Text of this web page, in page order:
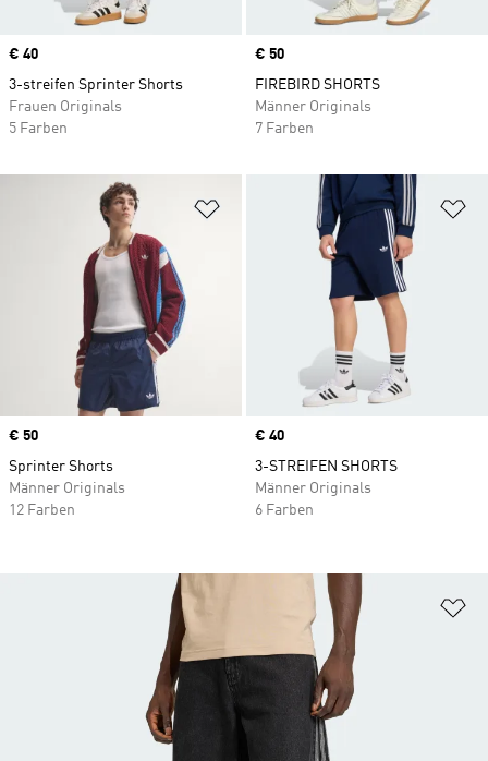
Price
€ 40
3-streifen Sprinter Shorts
Frauen Originals
5 Farben
Price
€ 50
FIREBIRD SHORTS
Männer Originals
7 Farben
Zur Wunschliste hinzufügen
Price
€ 50
Sprinter Shorts
Männer Originals
12 Farben
Price
€ 40
3-STREIFEN SHORTS
Männer Originals
6 Farben